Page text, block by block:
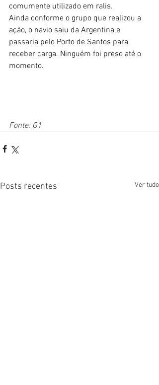
comumente utilizado em ralis.
Ainda conforme o grupo que realizou a
ação, o navio saiu da Argentina e
passaria pelo Porto de Santos para
receber carga. Ninguém foi preso até o
momento.
Fonte: G1
Posts recentes Ver tudo